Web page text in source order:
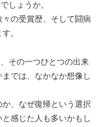
しょうか。
の受賞歴、そして闘病
。
その一つひとつの出来
では、なかなか想像し
、なぜ復帰という選択
感じた人も多いかもし